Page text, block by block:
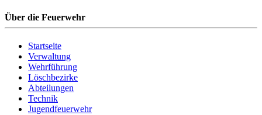
Über die Feuerwehr
Startseite
Verwaltung
Wehrführung
Löschbezirke
Abteilungen
Technik
Jugendfeuerwehr